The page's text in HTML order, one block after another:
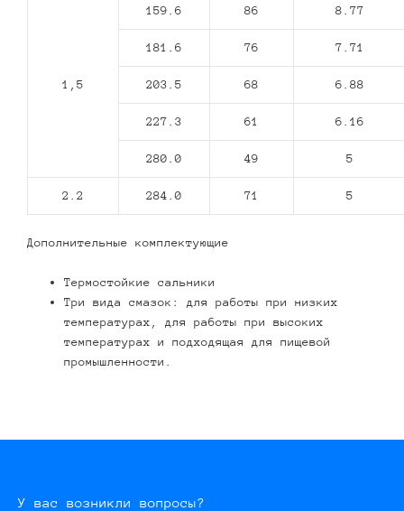
1,5
159.6 86 8.77
181.6 76 7.71
203.5 68 6.88
227.3 61 6.16
280.0 49 5
2.2 284.0 71 5
Дополнительные комплектующие
Термостойкие сальники
Три вида смазок: для работы при низких
температурах, для работы при высоких
температурах и подходящая для пищевой
промышленности.
У вас возникли вопросы?